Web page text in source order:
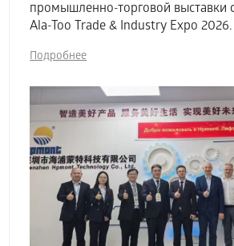
промышленно-торговой
Ala-Too Trade & Industry Expo 2026.
Подробнее